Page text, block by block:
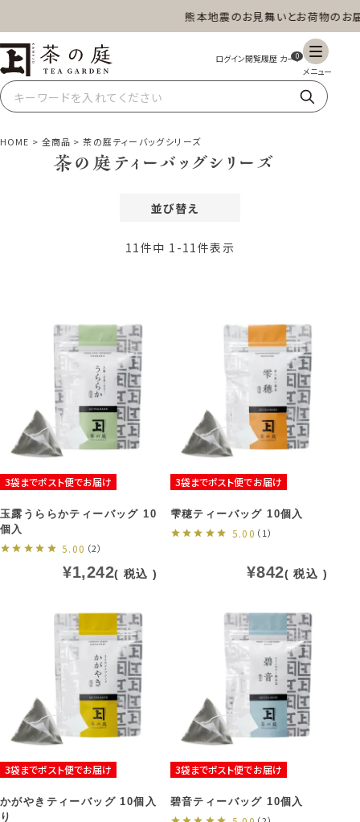
熊本地震のお見舞いとお荷物のお届
茶の庭オンラインショップ 0
ギフト 特上高級茶 深蒸し茶 水出し茶
HOME 全商品 茶の庭ティーバッグシリーズ
茶の庭ティーバッグシリーズ
並び替え
価格が高い順
11件中 1 -11件表示
3袋までポスト便でお届け
玉露うららかティーバッグ 10
個入
5.00 （2）
¥1,242 税込
3袋までポスト便でお届け
雫穂ティーバッグ 10個入
5.00 （1）
¥842 税込
3袋までポスト便でお届け
かがやきティーバッグ 10個入
り
3袋までポスト便でお届け
碧音ティーバッグ 10個入